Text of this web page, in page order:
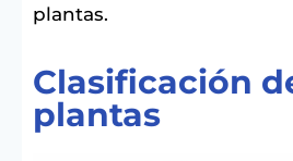
plantas.
Clasificación
plantas